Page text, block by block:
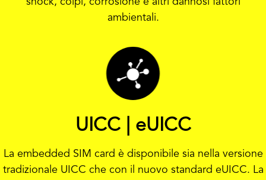
ambientali.
UICC | eUICC
La embedded SIM card è disponibile sia nella versione
tradizionale UICC che con il nuovo standard eUICC. La